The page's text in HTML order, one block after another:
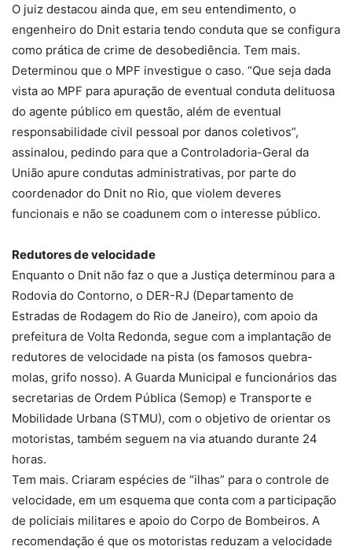
O juiz destacou ainda que, em seu entendimento, o
engenheiro do Dnit estaria tendo conduta que se configura
como prática de crime de desobediência. Tem mais.
Determinou que o MPF investigue o caso. “Que seja dada
vista ao MPF para apuração de eventual conduta delituosa
do agente público em questão, além de eventual
responsabilidade civil pessoal por danos coletivos”,
assinalou, pedindo para que a Controladoria-Geral da
União apure condutas administrativas, por parte do
coordenador do Dnit no Rio, que violem deveres
funcionais e não se coadunem com o interesse público.
Redutores de velocidade
Enquanto o Dnit não faz o que a Justiça determinou para a
Rodovia do Contorno, o DER-RJ (Departamento de
Estradas de Rodagem do Rio de Janeiro), com apoio da
prefeitura de Volta Redonda, segue com a implantação de
redutores de velocidade na pista (os famosos quebra-
molas, grifo nosso). A Guarda Municipal e funcionários das
secretarias de Ordem Pública (Semop) e Transporte e
Mobilidade Urbana (STMU), com o objetivo de orientar os
motoristas, também seguem na via atuando durante 24
horas.
Tem mais. Criaram espécies de “ilhas” para o controle de
velocidade, em um esquema que conta com a participação
de policiais militares e apoio do Corpo de Bombeiros. A
recomendação é que os motoristas reduzam a velocidade